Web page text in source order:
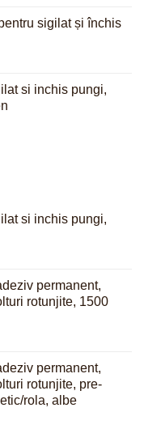
sigilat și închis
si inchis pungi,
si inchis pungi,
permanent,
rotunjite, 1500
permanent,
rotunjite, pre-
rola, albe